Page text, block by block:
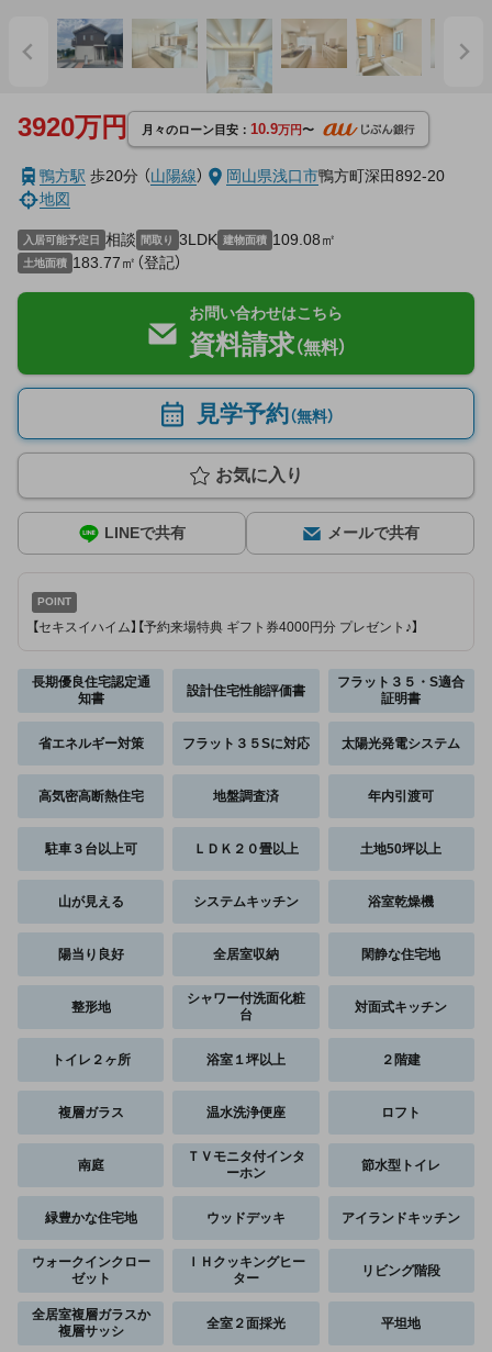
3920万円 月々のローン目安： 10.9万円〜
鴨方駅 歩20分 （山陽線） 岡山県浅口市鴨方町深田892-20
地図
入居可能予定日 相談 間取り 3LDK 建物面積 109.08㎡
土地面積 183.77㎡（登記）
お問い合わせはこちら
資料請求（無料）
見学予約（無料）
お気に入り
LINEで共有 メールで共有
POINT
【セキスイハイム】【予約来場特典 ギフト券4000円分 プレゼント♪】
長期優良住宅認定通
知書
設計住宅性能評価書
フラット３５・S適合
証明書
省エネルギー対策 フラット３５Sに対応 太陽光発電システム
高気密高断熱住宅 地盤調査済 年内引渡可
駐車３台以上可 ＬＤＫ２０畳以上 土地50坪以上
山が見える システムキッチン 浴室乾燥機
陽当り良好 全居室収納 閑静な住宅地
整形地
シャワー付洗面化粧
台
対面式キッチン
トイレ２ヶ所 浴室１坪以上 ２階建
複層ガラス 温水洗浄便座 ロフト
南庭
ＴＶモニタ付インタ
ーホン
節水型トイレ
緑豊かな住宅地 ウッドデッキ アイランドキッチン
ウォークインクロー
ゼット
ＩＨクッキングヒー
ター
リビング階段
全居室複層ガラスか
複層サッシ
全室２面採光 平坦地